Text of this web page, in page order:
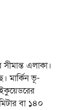
এলাকা।
মার্কিন ভূ-
ইকুয়েডরের
বা ১৪০